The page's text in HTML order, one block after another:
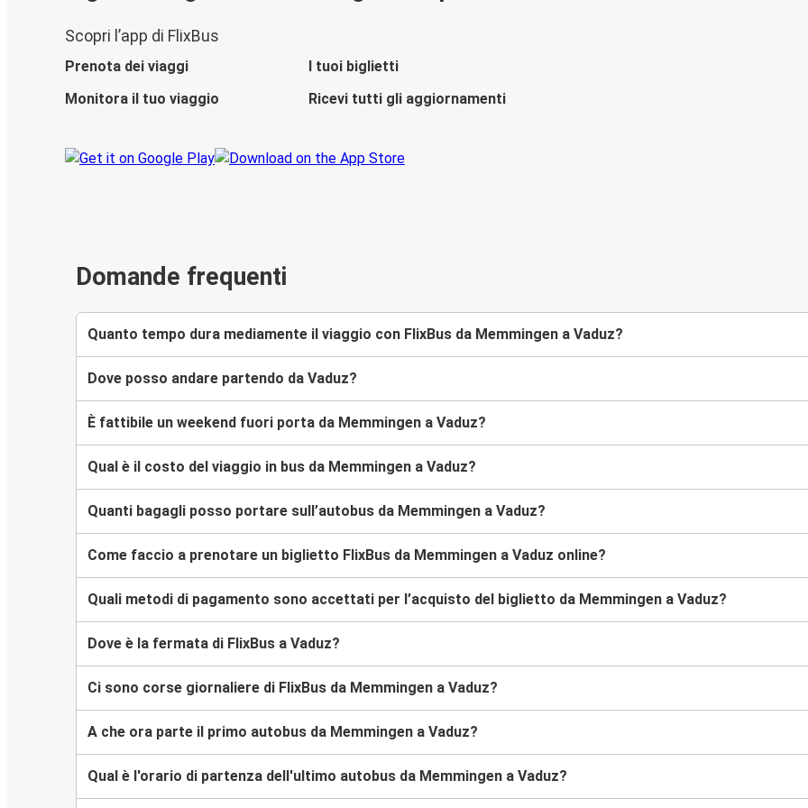
Scopri l’app di FlixBus
Prenota dei viaggi
I tuoi biglietti
Monitora il tuo viaggio
Ricevi tutti gli aggiornamenti
Domande frequenti
Quanto tempo dura mediamente il viaggio con FlixBus da Memmingen a Vaduz?
Dove posso andare partendo da Vaduz?
È fattibile un weekend fuori porta da Memmingen a Vaduz?
Qual è il costo del viaggio in bus da Memmingen a Vaduz?
Quanti bagagli posso portare sull’autobus da Memmingen a Vaduz?
Come faccio a prenotare un biglietto FlixBus da Memmingen a Vaduz online?
Quali metodi di pagamento sono accettati per l’acquisto del biglietto da Memmingen a Vaduz?
Dove è la fermata di FlixBus a Vaduz?
Ci sono corse giornaliere di FlixBus da Memmingen a Vaduz?
A che ora parte il primo autobus da Memmingen a Vaduz?
Qual è l'orario di partenza dell'ultimo autobus da Memmingen a Vaduz?